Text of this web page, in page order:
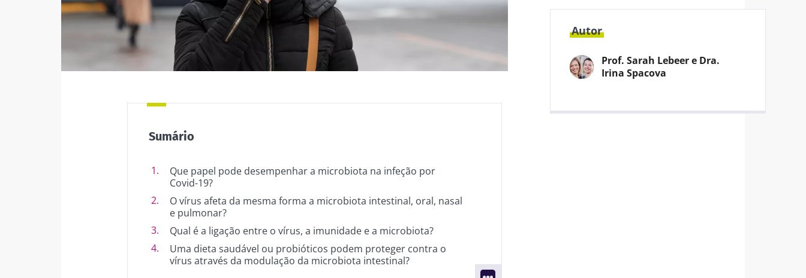
Facebook
Sumário
Que papel pode desempenhar a microbiota na infeção por
Covid-19?
O vírus afeta da mesma forma a microbiota intestinal, oral, nasal
e pulmonar?
Qual é a ligação entre o vírus, a imunidade e a microbiota?
Uma dieta saudável ou probióticos podem proteger contra o
vírus através da modulação da microbiota intestinal?
Autor
Prof. Sarah Lebeer e Dra.
Irina Spacova